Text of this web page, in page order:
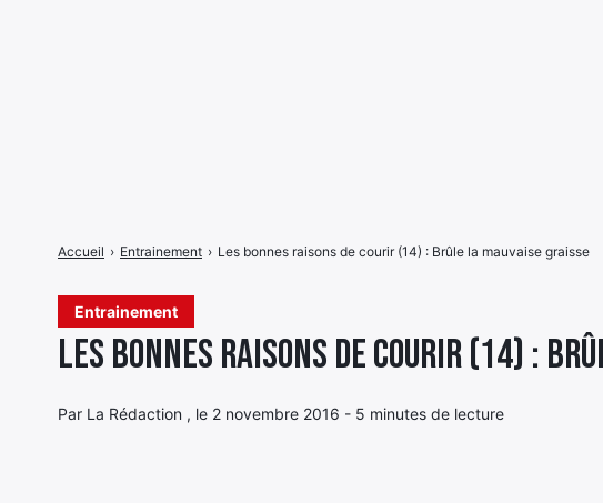
Entrainement
Les bonnes raisons de courir (14) :
Par La Rédaction , le 2 novembre 2016 - 5 minutes de lecture
Accueil › Entrainement › Les bonnes raisons de courir (14) : Brûle la mauvaise graisse